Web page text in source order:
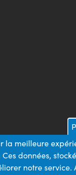
la meilleure
Ces données,
notre service.